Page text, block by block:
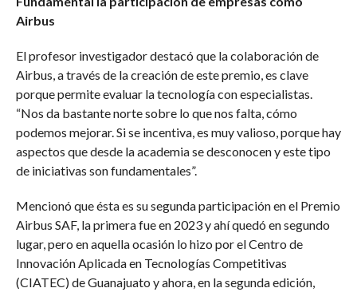
Airbus
El profesor investigador destacó que la colaboración de
Airbus, a través de la creación de este premio, es clave
porque permite evaluar la tecnología con especialistas.
“Nos da bastante norte sobre lo que nos falta, cómo
podemos mejorar. Si se incentiva, es muy valioso, porque hay
aspectos que desde la academia se desconocen y este tipo
de iniciativas son fundamentales”.
Mencionó que ésta es su segunda participación en el Premio
Airbus SAF, la primera fue en 2023 y ahí quedó en segundo
lugar, pero en aquella ocasión lo hizo por el Centro de
Innovación Aplicada en Tecnologías Competitivas
(CIATEC) de Guanajuato y ahora, en la segunda edición,